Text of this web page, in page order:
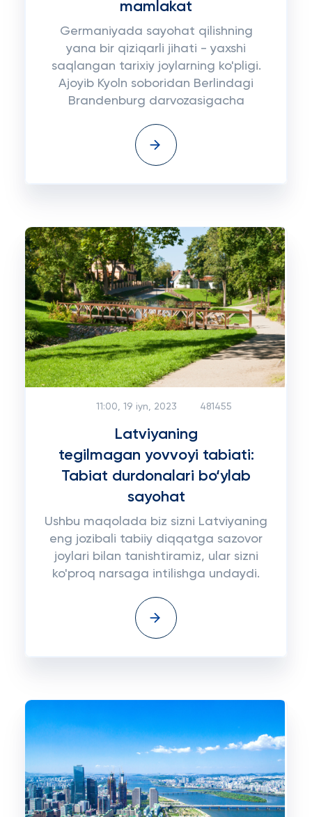
mamlakat
Germaniyada sayohat qilishning
yana bir qiziqarli jihati - yaxshi
saqlangan tarixiy joylarning ko'pligi.
Ajoyib Kyoln soboridan Berlindagi
Brandenburg darvozasigacha
11:00, 19 iyn, 2023 481455
Latviyaning
tegilmagan yovvoyi tabiati:
Tabiat durdonalari bo‘ylab
sayohat
Ushbu maqolada biz sizni Latviyaning
eng jozibali tabiiy diqqatga sazovor
joylari bilan tanishtiramiz, ular sizni
ko'proq narsaga intilishga undaydi.